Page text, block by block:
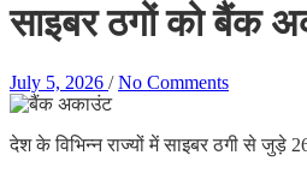
साइबर ठगों को बैंक
July 5, 2026 / No Comments
देश के विभिन्न राज्यों में साइबर ठगी से जुड़े